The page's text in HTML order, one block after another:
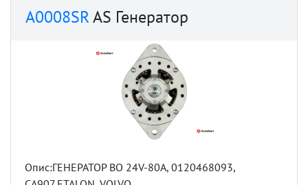
A0008SRAS Генератор
Опис:ГЕНЕРАТОР BO 24V-80A, 0120468093,